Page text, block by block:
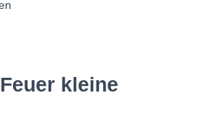
kleine